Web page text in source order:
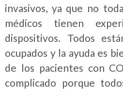
invasivos, ya que no
médicos tienen
dispositivos. Todos
ocupados y la ayuda es
de los pacientes con
complicado porque